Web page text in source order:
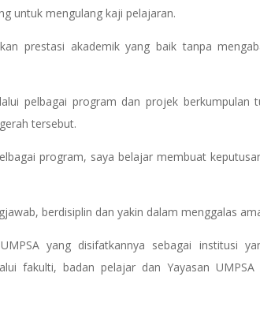
untuk mengulang kaji pelajaran.
prestasi akademik yang baik tanpa
pelbagai program dan projek berkumpulan
tersebut.
program, saya belajar membuat
berdisiplin dan yakin dalam menggalas
yang disifatkannya sebagai institusi
fakulti, badan pelajar dan Yayasan UMPSA